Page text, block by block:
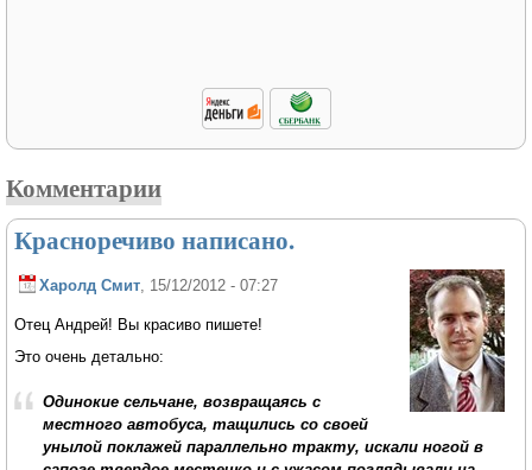
Комментарии
Красноречиво написано.
Харолд Смит, 15/12/2012 - 07:27
Отец Андрей! Вы красиво пишете!
Это очень детально:
Одинокие сельчане, возвращаясь с
местного автобуса, тащились со своей
унылой поклажей параллельно тракту, искали ногой в